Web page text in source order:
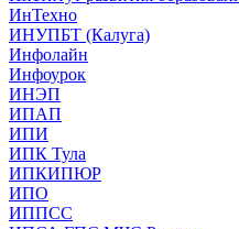
ИнТехно
ИНУПБТ (Калуга)
Инфолайн
Инфоурок
ИНЭП
ИПАП
ИПИ
ИПК Тула
ИПКИПЮР
ИПО
ИППСС